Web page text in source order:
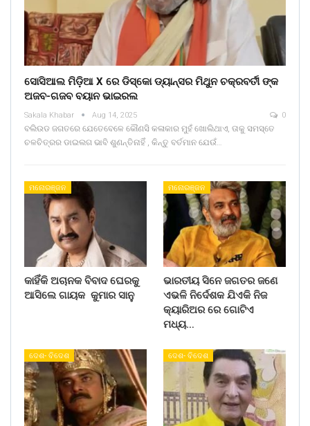
ସୋସିଆଲ ମିଡ଼ିଆ X ରେ ଡିସ୍କୋ ଡ୍ୟାନ୍ସର ମିଥୁନ ଚକ୍ରବର୍ତୀ ଙ୍କ
ଅଜବ-ଗଜବ ବୟାନ ଭାଇରଲ
Sakala Khabar Aug 14, 2025 0
ବଲିଉଡ ଜଗତରେ ଯେତେବେଳେ କୌଣସି କଳାକାର ମୁହଁ ଖୋଲିଥାଏ, ତାକୁ ସମସ୍ତେ
ଚଳଚିତ୍ରର ଡାଇଲଗ ଭାବି ଶୁଣନ୍ତିନାହିଁ , କିନ୍ତୁ ବର୍ତମାନ ଯେଉଁ…
ମନୋରଞ୍ଜନ
କାହିଁକି ଅଚାନକ ବିବାଦ ଘେରକୁ
ଆସିଲେ ଗାୟକ କୁମାର ସାନୁ
ମନୋରଞ୍ଜନ
ଭାରତୀୟ ସିନେ ଜଗତର ଜଣେ
ଏଭଳି ନିର୍ଦେଶକ ଯିଏକି ନିଜ
କ୍ୟାରିଅର ରେ ଗୋଟିଏ
ମଧ୍ୟ…
ଦେଶ- ବିଦେଶ ଦେଶ- ବିଦେଶ